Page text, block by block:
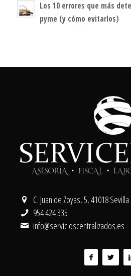
Los 10 errores que más
pyme (y cómo evitarlos)
C. Juan de Zoyas, 5, 41018 Sevilla
954 424 335
info@servicioscentralizados.es